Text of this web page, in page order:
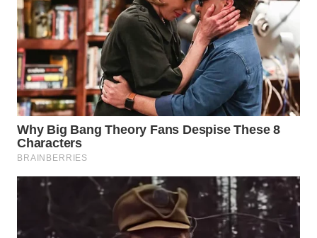
Wahana
Media
Group
WAHANA
NEWS
WAHANA
TANI
WAHANA
ADVOKAT
WAHANA